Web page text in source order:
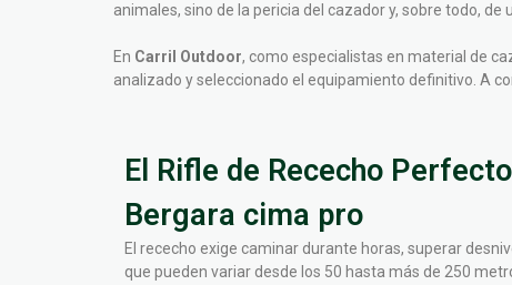
animales, sino de la pericia del cazador y, sobre todo,
En Carril Outdoor, como especialistas en material de
analizado y seleccionado el equipamiento definitivo. A
El Rifle de Rececho
Bergara cima pro
El rececho exige caminar durante horas, superar
que pueden variar desde los 50 hasta más de 250